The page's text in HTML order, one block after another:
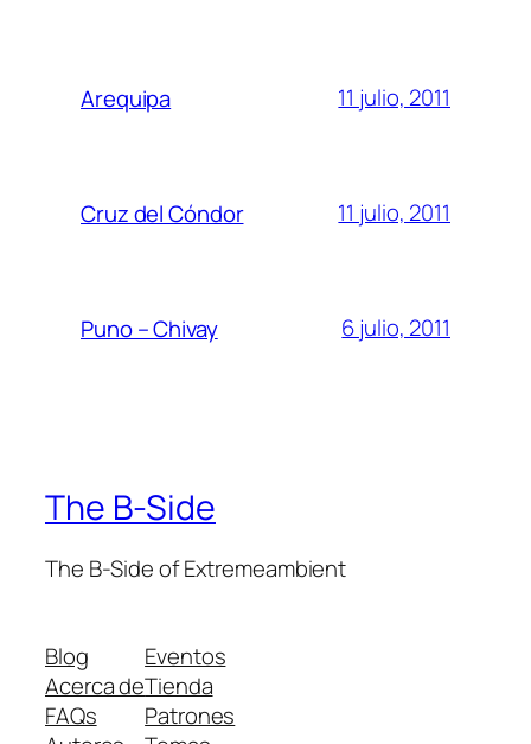
Arequipa 11 julio, 2011
Cruz del Cóndor 11 julio, 2011
Puno – Chivay 6 julio, 2011
The B-Side
The B-Side of Extremeambient
Blog
Acerca de
FAQs
Eventos
Tienda
Patrones